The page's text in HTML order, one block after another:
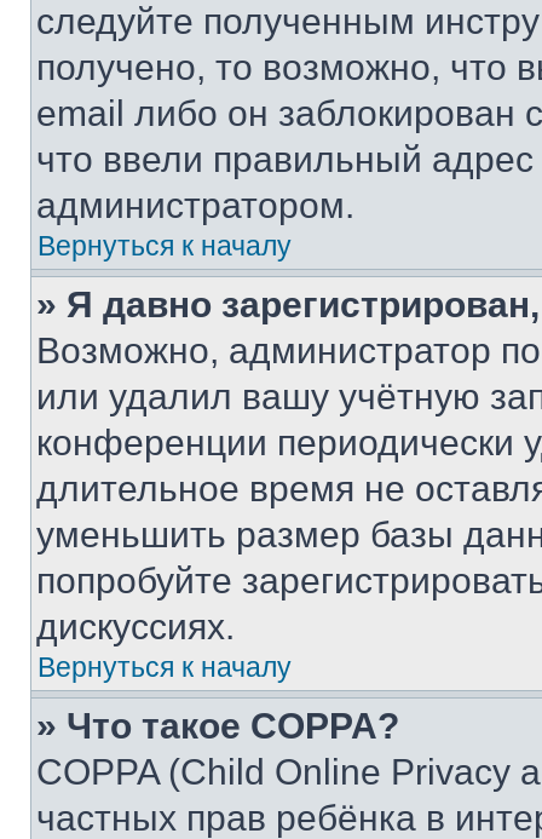
следуйте полученным
получено, то возможно, что
email либо он
что ввели правильный адрес
администратором.
Вернуться к началу
» Я давно
Возможно, администратор
или удалил вашу учётную
конференции периодически
длительное время не
уменьшить размер базы
попробуйте
дискуссиях.
Вернуться к началу
» Что такое COPPA?
COPPA (Child Online Privacy
частных прав ребёнка в